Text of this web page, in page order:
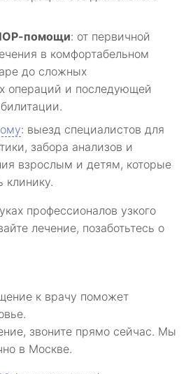
помощи: от первичной
в комфортабельном
до сложных
операций и последующей
: выезд специалистов для
забора анализов и
взрослым и детям, которые
клинику.
профессионалов узкого
лечение, позаботьтесь о
к врачу поможет
звоните прямо сейчас. Мы
в Москве.